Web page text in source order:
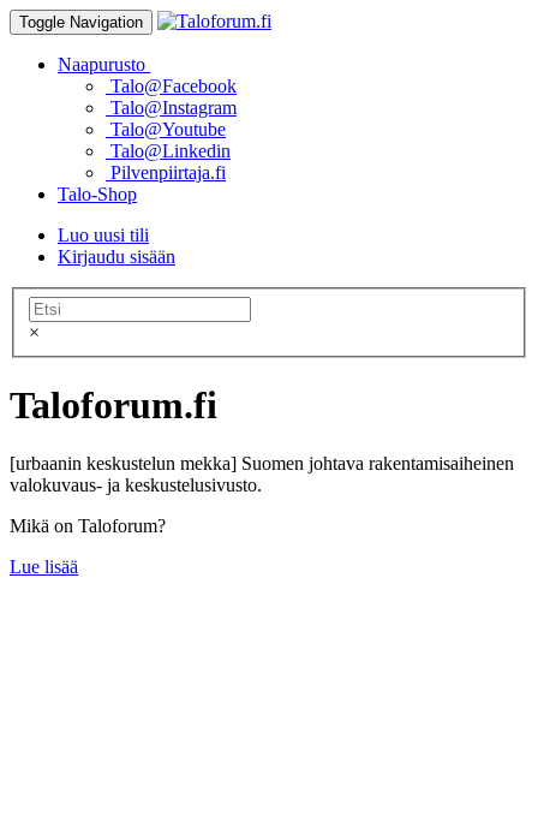
Toggle Navigation
Naapurusto
Talo@Facebook
Talo@Instagram
Talo@Youtube
Talo@Linkedin
Pilvenpiirtaja.fi
Talo-Shop
Luo uusi tili
Kirjaudu sisään
×
Taloforum.fi
[urbaanin keskustelun mekka] Suomen johtava rakentamisaiheinen
valokuvaus- ja keskustelusivusto.
Mikä on Taloforum?
Lue lisää